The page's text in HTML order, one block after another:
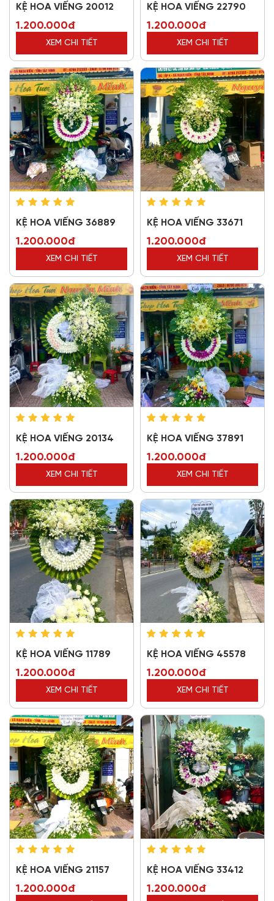
KỆ HOA VIẾNG 20012
1.200.000đ
XEM CHI TIẾT
KỆ HOA VIẾNG 22790
1.200.000đ
XEM CHI TIẾT
KỆ HOA VIẾNG 36889
1.200.000đ
XEM CHI TIẾT
KỆ HOA VIẾNG 33671
1.200.000đ
XEM CHI TIẾT
KỆ HOA VIẾNG 20134
1.200.000đ
XEM CHI TIẾT
KỆ HOA VIẾNG 37891
1.200.000đ
XEM CHI TIẾT
KỆ HOA VIẾNG 11789
1.200.000đ
XEM CHI TIẾT
KỆ HOA VIẾNG 45578
1.200.000đ
XEM CHI TIẾT
KỆ HOA VIẾNG 21157
1.200.000đ
KỆ HOA VIẾNG 33412
1.200.000đ